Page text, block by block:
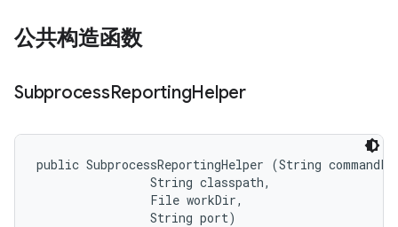
公共构造函数
SubprocessReportingHelper
public SubprocessReportingHelper (String
                String classpath,
                File workDir,
                String port)